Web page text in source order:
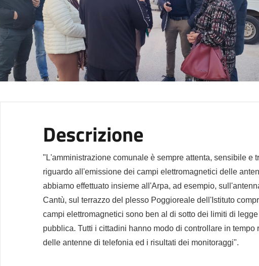
Descrizione
" L'amministrazione comunale è sempre attenta, sensibile e
riguardoall'emissione dei campi elettromagnetici delle
abbiamo effettuato insieme all'Arpa, ad esempio,
Cantù, sul terrazzo del plesso Poggioreale dell'Istituto
campi elettromagnetici sono ben al di sotto dei limiti di
pubblica. Tutti i cittadini hanno modo di controllare in
delle antenne di telefonia ed i risultati dei monitoraggi".